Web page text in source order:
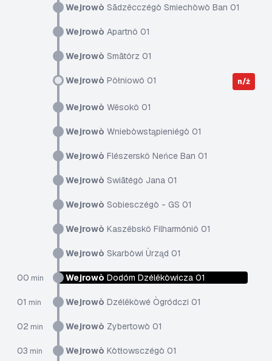
Wejrowò Sãdzëcczégò Smiechòwò Ban 01
Wejrowò Apartnô 01
Wejrowò Smãtôrz 01
Wejrowò Pôłniowô 01 n/ż
Wejrowò Wësokô 01
Wejrowò Wniebòwstąpieniégò 01
Wejrowò Flészerskô Neńce Ban 01
Wejrowò Swiãtégò Jana 01
Wejrowò Sobiesczégò - GS 01
Wejrowò Kaszëbskô Filharmóniô 01
Wejrowò Skarbòwi Ùrząd 01
00 min Wejrowò Dodóm Dzélëkòwicza 01
01 min Wejrowò Dzélëkòwé Ògródczi 01
02 min Wejrowò Zybertowò 01
03 min Wejrowò Kòtłowsczégò 01